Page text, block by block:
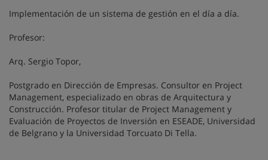
Implementación de un sistema de gestión en el día a día.
Profesor:
Arq. Sergio Topor,
Postgrado en Dirección de Empresas. Consultor en Project
Management, especializado en obras de Arquitectura y
Construcción. Profesor titular de Project Management y
Evaluación de Proyectos de Inversión en ESEADE, Universidad
de Belgrano y la Universidad Torcuato Di Tella.